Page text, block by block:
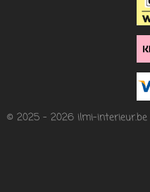
© 2025 - 2026 ilmi-interieur.be